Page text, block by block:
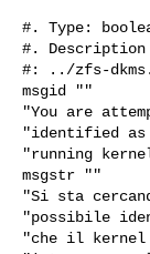
#. Type:
#. Description
#: ../zfs-
msgid ""
"You are
"identified
"running
msgstr ""
"Si sta
"possibile
"che il kernel